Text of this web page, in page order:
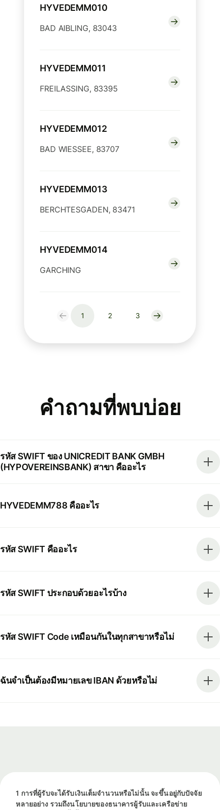
HYVEDEMM010
BAD AIBLING, 83043
HYVEDEMM011
FREILASSING, 83395
HYVEDEMM012
BAD WIESSEE, 83707
HYVEDEMM013
BERCHTESGADEN, 83471
HYVEDEMM014
GARCHING
1 2 3
คำถามที่พบบ่อย
รหัส SWIFT ของ UNICREDIT BANK GMBH
(HYPOVEREINSBANK) สาขา คืออะไร
HYVEDEMM788 คืออะไร
รหัส SWIFT คืออะไร
รหัส SWIFT ประกอบด้วยอะไรบ้าง
รหัส SWIFT Code เหมือนกันในทุกสาขาหรือไม่
ฉันจำเป็นต้องมีหมายเลข IBAN ด้วยหรือไม่
1 การที่ผู้รับจะได้รับเงินเต็มจำนวนหรือไม่นั้น จะขึ้นอยู่กับปัจจัย
หลายอย่าง รวมถึงนโยบายของธนาคารผู้รับและเครือข่าย